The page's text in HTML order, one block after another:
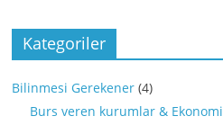
Kategoriler
Bilinmesi Gerekener (4)
Burs veren kurumlar & Ekonomi